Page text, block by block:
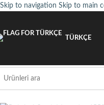
Skip to navigation Skip to main
TÜRKÇE